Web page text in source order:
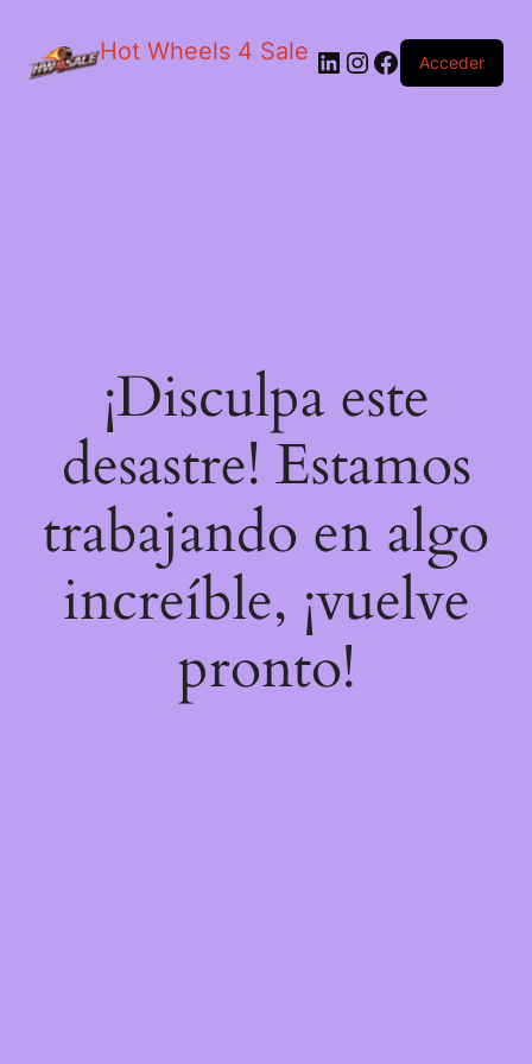
Hot Wheels 4 Sale LinkedIn
Instagram
Facebook
Acceder
¡Disculpa este
desastre! Estamos
trabajando en algo
increíble, ¡vuelve
pronto!